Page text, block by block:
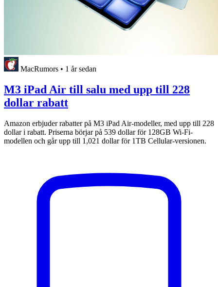
MacRumors • 1 år sedan
M3 iPad Air till salu med upp till 228
dollar rabatt
Amazon erbjuder rabatter på M3 iPad Air-modeller, med upp till 228
dollar i rabatt. Priserna börjar på 539 dollar för 128GB Wi-Fi-
modellen och går upp till 1,021 dollar för 1TB Cellular-versionen.